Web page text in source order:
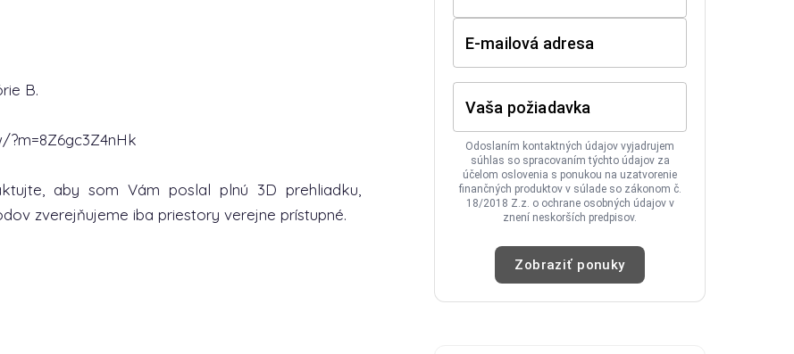
B.
aby som Vám poslal plnú 3D prehliadku,
zverejňujeme iba priestory verejne prístupné.